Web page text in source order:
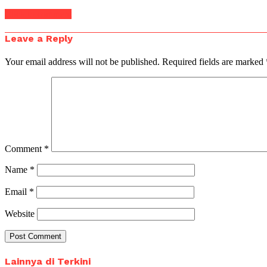
Leave a Reply
Your email address will not be published. Required fields are marked
Comment *
Name *
Email *
Website
Lainnya di Terkini